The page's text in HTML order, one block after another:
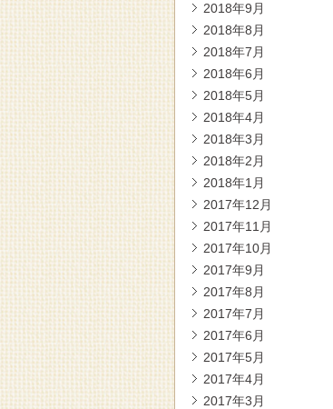
2018年9月
2018年8月
2018年7月
2018年6月
2018年5月
2018年4月
2018年3月
2018年2月
2018年1月
2017年12月
2017年11月
2017年10月
2017年9月
2017年8月
2017年7月
2017年6月
2017年5月
2017年4月
2017年3月